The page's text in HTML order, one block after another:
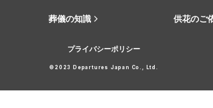
葬儀の知識 供花のご
プライバシーポリシー
©2023 Departures Japan Co., Ltd.